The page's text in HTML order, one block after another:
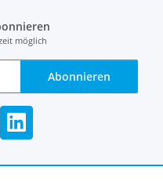
möglich
Abonnieren